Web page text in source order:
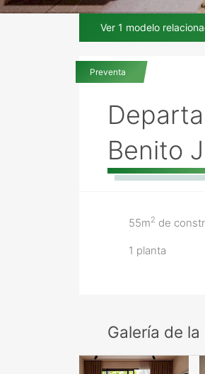
Ver 1 modelo
Preventa
En Aleva
Benito
55m2 de
1 planta
Galería de